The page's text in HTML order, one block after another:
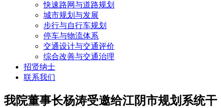
快速路网与道路规划
城市规划与发展
步行与自行车规划
停车与物流体系
交通设计与交通评价
综合改善与交通治理
招贤纳士
联系我们
我院董事长杨涛受邀给江阴市规划系统干